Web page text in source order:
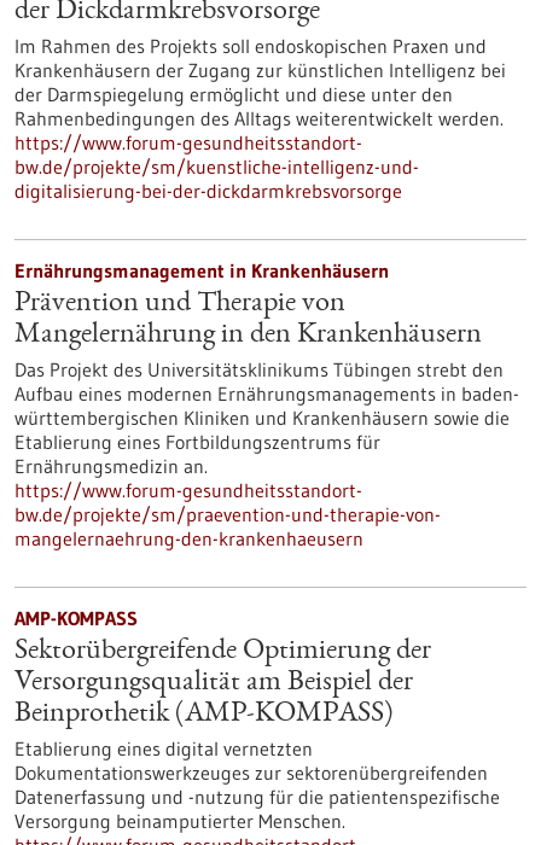
der Dickdarmkrebsvorsorge
Im Rahmen des Projekts soll endoskopischen Praxen und
Krankenhäusern der Zugang zur künstlichen Intelligenz bei
der Darmspiegelung ermöglicht und diese unter den
Rahmenbedingungen des Alltags weiterentwickelt werden.
https://www.forum-gesundheitsstandort-
bw.de/projekte/sm/kuenstliche-intelligenz-und-
digitalisierung-bei-der-dickdarmkrebsvorsorge
Ernährungsmanagement in Krankenhäusern
Prävention und Therapie von
Mangelernährung in den Krankenhäusern
Das Projekt des Universitätsklinikums Tübingen strebt den
Aufbau eines modernen Ernährungsmanagements in baden-
württembergischen Kliniken und Krankenhäusern sowie die
Etablierung eines Fortbildungszentrums für
Ernährungsmedizin an.
https://www.forum-gesundheitsstandort-
bw.de/projekte/sm/praevention-und-therapie-von-
mangelernaehrung-den-krankenhaeusern
AMP-KOMPASS
Sektorübergreifende Optimierung der
Versorgungsqualität am Beispiel der
Beinprothetik (AMP-KOMPASS)
Etablierung eines digital vernetzten
Dokumentationswerkzeuges zur sektorenübergreifenden
Datenerfassung und -nutzung für die patientenspezifische
Versorgung beinamputierter Menschen.